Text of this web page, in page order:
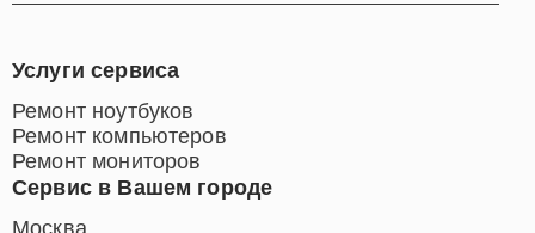
Сервис в Вашем городе
Москва
Услуги сервиса
Ремонт ноутбуков
Ремонт компьютеров
Ремонт мониторов